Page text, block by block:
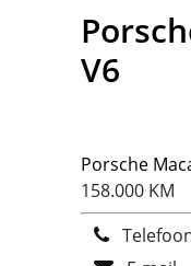
V6
Porsche
158.000 KM